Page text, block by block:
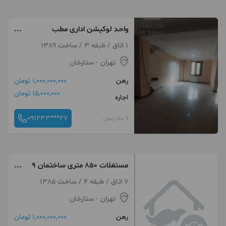
واحد لوکیشن اداری مطب
دندانپزشکی (با لوله کشی اماده )
زیبایی دفتر کار
1 اتاق / طبقه 3 / ساخت 1389
تهران - ستارخان
رهن
1,000,000,000 تومان
اجاره
15,000,000 تومان
9 ماه پیش 091233***27
مستغلات ۸۵۰ متری ساختمان ۹
واحدی ، دسترسی عالی
7 اتاق / طبقه 4 / ساخت 1385
تهران - ستارخان
رهن
1,000,000,000 تومان